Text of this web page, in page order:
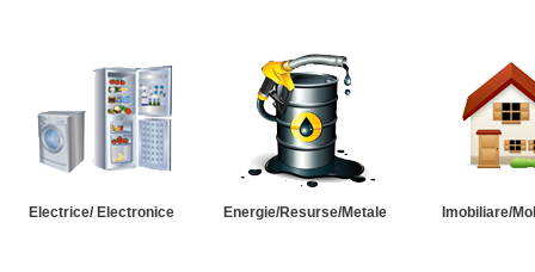
Electrice/ Electronice Energie/Resurse/Metale Imobiliare/